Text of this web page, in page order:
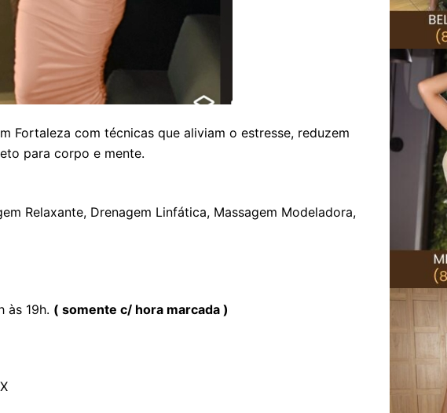
Fortaleza com técnicas que aliviam o estresse, reduzem
para corpo e mente.
Relaxante, Drenagem Linfática, Massagem Modeladora,
às 19h. ( somente c/ hora marcada )